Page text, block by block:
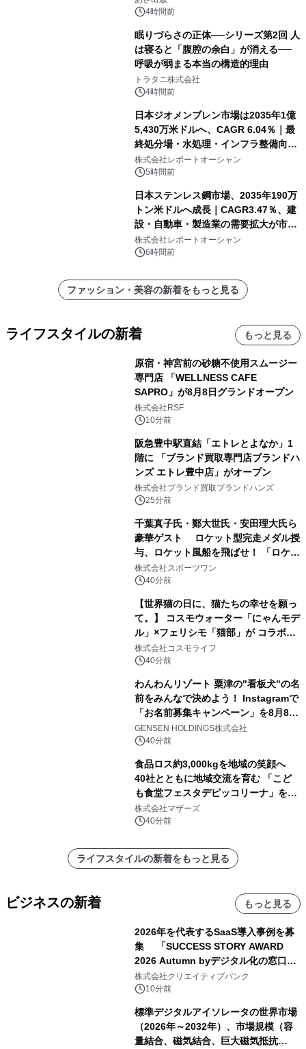
24日（月）発売
4時間前
眠りづらさの正体──シリーズ第2回 人
は寝ると「腹腔の余白」が消える──
呼吸が弱まる本当の構造的理由
トラタニ株式会社
4時間前
日本ジオメンブレン市場は2035年1億
5,430万米ドルへ、CAGR 6.04％｜最
終処分場・水処理・インフラ整備向け
需要拡大
株式会社レポートオーシャン
5時間前
日本ステンレス鋼市場、2035年190万
トン米ドルへ成長｜CAGR3.47％、建
設・自動車・製造業の需要拡大が市場
を牽引
株式会社レポートオーシャン
6時間前
ファッション・美容の新着をもっと見る
ライフスタイルの新着 もっと見る
原宿・神宮前の砂糖不使用スムージー
専門店 「WELLNESS CAFE
SAPRO」が8月8日グランドオープン
株式会社RSF
10分前
阪急豊中駅直結「エトレとよなか」1
階に 「ブランド買取専門店ブランドハ
ンズ エトレ豊中店」がオープン
株式会社ブランド買取ブランドハンズ
25分前
千葉真子氏・鄭大世氏・安田理大氏ら
豪華ゲスト ロケット型完走メダル授
与、ロケット風船を飛ばせ！ 「ロケッ
トマラソン2026」開催
株式会社スポーツワン
40分前
【世界猫の日に、猫たちの幸せを願っ
て。】 コスモウォーター「にゃんモデ
ル」×フェリシモ「猫部」が コラボキ
ャンペーンを実施
株式会社コスモライフ
40分前
わんわんリゾート 粟津の"看板犬"の名
前をみんなで決めよう！ Instagramで
「お名前募集キャンペーン」を8月8日
(土)より開催
GENSEN HOLDINGS株式会社
40分前
食品ロス約3,000kgを地域の笑顔へ
40社とともに地域交流を育む 「こど
も食堂フェスタデピッコリーナ」を9
月5日(土)開催
株式会社マザーズ
40分前
ライフスタイルの新着をもっと見る
ビジネスの新着 もっと見る
2026年を代表するSaaS導入事例を募
集 「SUCCESS STORY AWARD
2026 Autumn byデジタル化の窓口」
開催
株式会社クリエイティブバンク
10分前
標準デジタルアイソレータの世界市場
（2026年～2032年）、市場規模（容
量結合、磁気結合、巨大磁気抵抗